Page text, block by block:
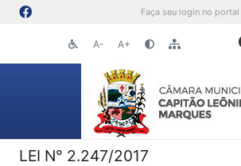
Faça seu login no portal |
A- A+
LEI N° 2.247/2017